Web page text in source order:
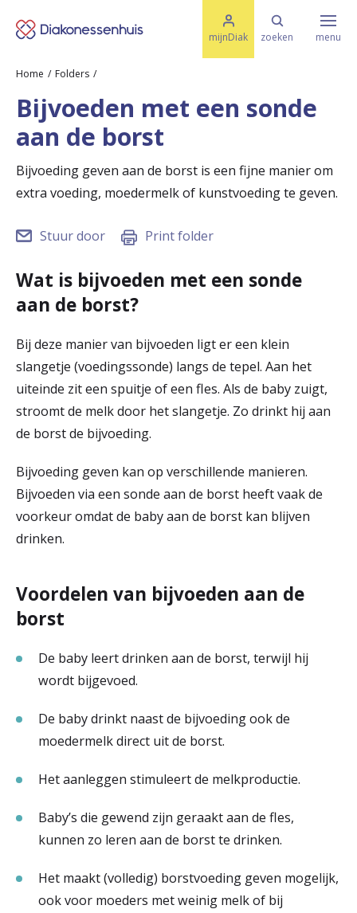
mijnDiak zoeken
M
e
e
n
menu
Ziektes & Aandoeningen
Spoed
Werken & Leren bij
Home Folders
Bijvoeden met een sonde
aan de borst
Bijvoeding geven aan de borst is een fijne manier om
extra voeding, moedermelk of kunstvoeding te geven.
Stuur door Print folder
Wat is bijvoeden met een sonde
aan de borst?
Bij deze manier van bijvoeden ligt er een klein
slangetje (voedingssonde) langs de tepel. Aan het
uiteinde zit een spuitje of een fles. Als de baby zuigt,
stroomt de melk door het slangetje. Zo drinkt hij aan
de borst de bijvoeding.
Bijvoeding geven kan op verschillende manieren.
Bijvoeden via een sonde aan de borst heeft vaak de
voorkeur omdat de baby aan de borst kan blijven
drinken.
Voordelen van bijvoeden aan de
borst
De baby leert drinken aan de borst, terwijl hij
wordt bijgevoed.
De baby drinkt naast de bijvoeding ook de
moedermelk direct uit de borst.
Het aanleggen stimuleert de melkproductie.
Baby’s die gewend zijn geraakt aan de fles,
kunnen zo leren aan de borst te drinken.
Het maakt (volledig) borstvoeding geven mogelijk,
ook voor moeders met weinig melk of bij